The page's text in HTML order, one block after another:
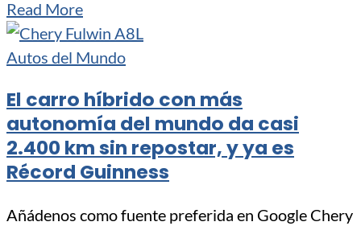
Read More
Autos del Mundo
El carro híbrido con más
autonomía del mundo da casi
2.400 km sin repostar, y ya es
Récord Guinness
Añádenos como fuente preferida en Google Chery